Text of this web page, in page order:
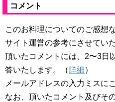
コメント
このお料理についてのご感想
サイト運営の参考にさせてい
頂いたコメントには、2〜3日
答いたします。（詳細）
メールアドレスの入力ミスに
なお、頂いたコメント及びそ